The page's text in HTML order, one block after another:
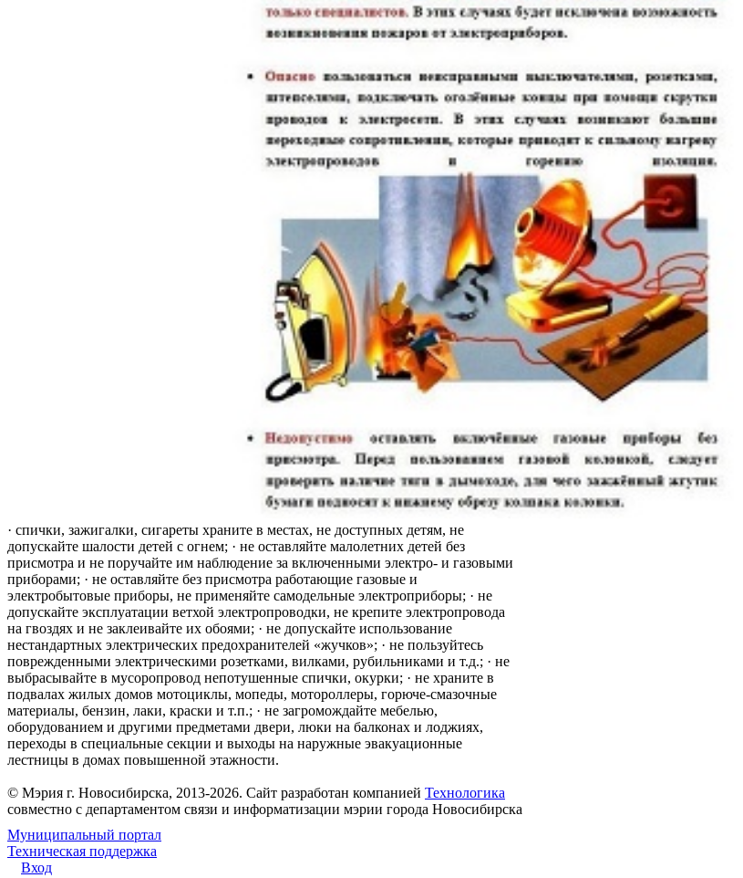
· спички, зажигалки, сигареты храните в местах, не доступных детям, не
допускайте шалости детей с огнем; · не оставляйте малолетних детей без
присмотра и не поручайте им наблюдение за включенными электро- и газовыми
приборами; · не оставляйте без присмотра работающие газовые и
электробытовые приборы, не применяйте самодельные электроприборы; · не
допускайте эксплуатации ветхой электропроводки, не крепите электропровода
на гвоздях и не заклеивайте их обоями; · не допускайте использование
нестандартных электрических предохранителей «жучков»; · не пользуйтесь
поврежденными электрическими розетками, вилками, рубильниками и т.д.; · не
выбрасывайте в мусоропровод непотушенные спички, окурки; · не храните в
подвалах жилых домов мотоциклы, мопеды, мотороллеры, горюче-смазочные
материалы, бензин, лаки, краски и т.п.; · не загромождайте мебелью,
оборудованием и другими предметами двери, люки на балконах и лоджиях,
переходы в специальные секции и выходы на наружные эвакуационные
лестницы в домах повышенной этажности.
© Мэрия г. Новосибирска, 2013-2026. Сайт разработан компанией Технологика
совместно с департаментом связи и информатизации мэрии города Новосибирска
Муниципальный портал
Техническая поддержка
Вход